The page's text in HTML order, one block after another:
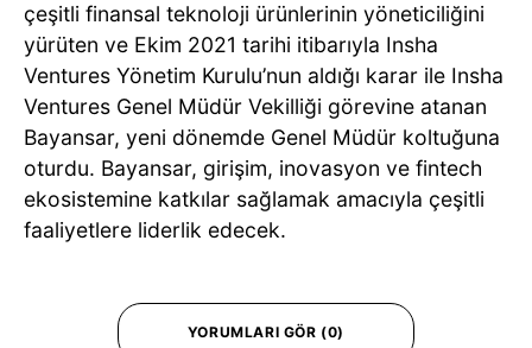
çeşitli finansal teknoloji ürünlerinin yöneticiliğini
yürüten ve Ekim 2021 tarihi itibarıyla Insha
Ventures Yönetim Kurulu’nun aldığı karar ile Insha
Ventures Genel Müdür Vekilliği görevine atanan
Bayansar, yeni dönemde Genel Müdür koltuğuna
oturdu. Bayansar, girişim, inovasyon ve fintech
ekosistemine katkılar sağlamak amacıyla çeşitli
faaliyetlere liderlik edecek.
YORUMLARI GÖR (0)